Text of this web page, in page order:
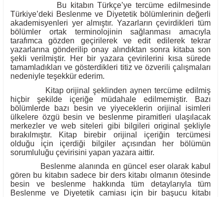
Bu kitabın Türkçe’ye tercüme edilmesinde
Türkiye’deki Beslenme ve Diyetetik bölümlerinin değerli
akademisyenleri yer almıştır. Yazarların çevirdikleri tüm
bölümler ortak terminolojinin sağlanması amacıyla
tarafımca gözden geçirilerek ve edit edilerek tekrar
yazarlarına gönderilip onay alındıktan sonra kitaba son
şekli verilmiştir. Her bir yazara çevirilerini kısa sürede
tamamladıkları ve gösterdikleri titiz ve özverili çalışmaları
nedeniyle teşekkür ederim.
Kitap orijinal şeklinden aynen tercüme edilmiş
hiçbir şekilde içeriğe müdahale edilmemiştir. Bazı
bölümlerde bazı besin ve yiyeceklerin orijinal isimleri
ülkelere özgü besin ve beslenme piramitleri ulaşılacak
merkezler ve web siteleri gibi bilgileri original şekliyle
bırakılmıştır. Kitap birebir orijinal içeriğin tercümesi
olduğu için içerdiği bilgiler açısından her bölümün
sorumluluğu çevirisini yapan yazara aittir.
Beslenme alanında en güncel eser olarak kabul
gören bu kitabın sadece bir ders kitabı olmanın ötesinde
besin ve beslenme hakkında tüm detaylarıyla tüm
Beslenme ve Diyetetik camiası için bir başucu kitabı